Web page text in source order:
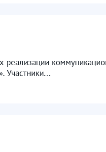
Участники...